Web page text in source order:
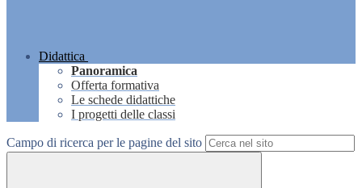
Didattica
Panoramica
Offerta formativa
Le schede didattiche
I progetti delle classi
Campo di ricerca per le pagine del sito